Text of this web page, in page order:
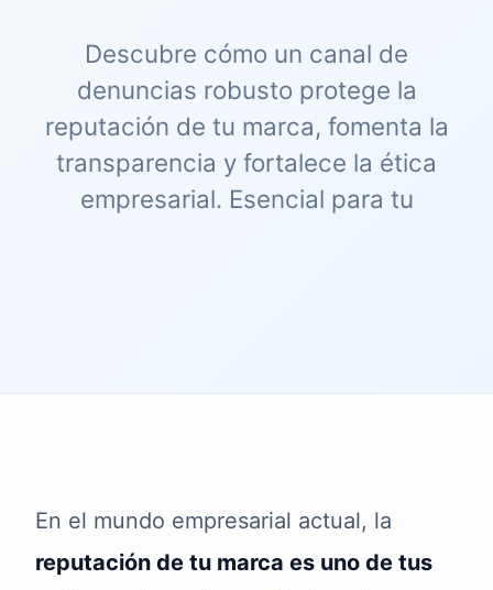
Descubre cómo un canal de
denuncias robusto protege la
reputación de tu marca, fomenta la
transparencia y fortalece la ética
empresarial. Esencial para tu
En el mundo empresarial actual, la
reputación de tu marca es uno de tus